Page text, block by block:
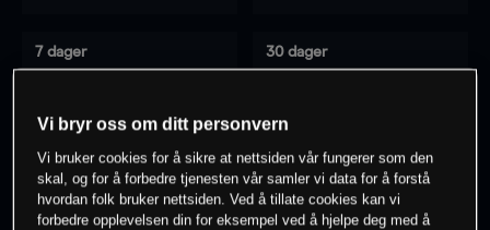
7 dager 30 dager
0% av kunder erpå dette instrumentet
Vi bryr oss om ditt personvern
Vi bruker cookies for å sikre at nettsiden vår fungerer som den
skal, og for å forbedre tjenesten vår samler vi data for å forstå
hvordan folk bruker nettsiden. Ved å tillate cookies kan vi
forbedre opplevelsen din for eksempel ved å hjelpe deg med å